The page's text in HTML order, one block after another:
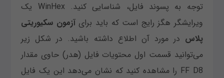
توجه به پسوند فایل، شناسایی کنید. WinHex یک
ویرایشگر هگز رایج است که باید برایآزمون سکیوریتی
پلاس در مورد آن اطلاع داشته باشید. در شکل زیر
می‌توانید قسمت اول محتویات فایل (هدر) حاوی مقدار
FF D8 را مشاهده کنید که نشان می‌دهد این یک فایل